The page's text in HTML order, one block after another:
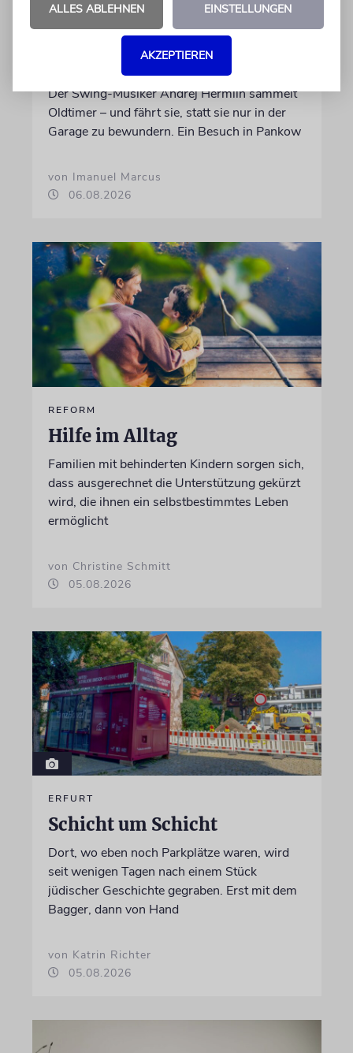
Stil auf Rädern
Der Swing-Musiker Andrej Hermlin sammelt
Oldtimer – und fährt sie, statt sie nur in der
Garage zu bewundern. Ein Besuch in Pankow
von Imanuel Marcus
06.08.2026
REFORM
Hilfe im Alltag
Familien mit behinderten Kindern sorgen sich,
dass ausgerechnet die Unterstützung gekürzt
wird, die ihnen ein selbstbestimmtes Leben
ermöglicht
von Christine Schmitt
05.08.2026
ERFURT
Schicht um Schicht
Dort, wo eben noch Parkplätze waren, wird
seit wenigen Tagen nach einem Stück
jüdischer Geschichte gegraben. Erst mit dem
Bagger, dann von Hand
von Katrin Richter
05.08.2026
ALLES ABLEHNEN EINSTELLUNGEN
AKZEPTIEREN